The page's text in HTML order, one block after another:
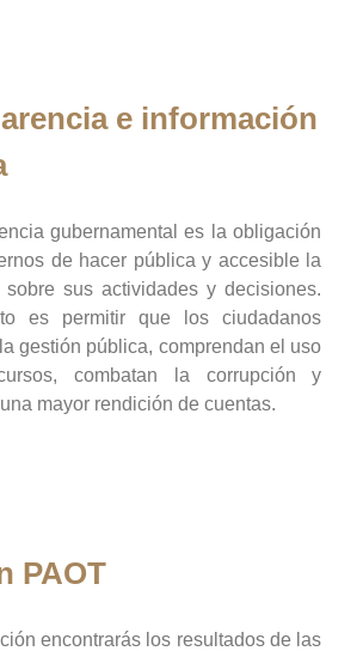
e información
gubernamental es la obligación
de hacer pública y accesible la
sobre sus actividades y decisiones.
es permitir que los ciudadanos
gestión pública, comprendan el uso
combatan la corrupción y
mayor rendición de cuentas.
PAOT
encontrarás los resultados de las